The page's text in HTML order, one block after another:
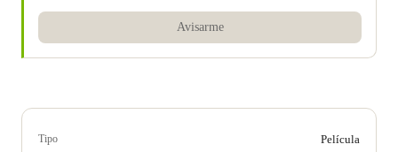
Avisarme
Tipo Película